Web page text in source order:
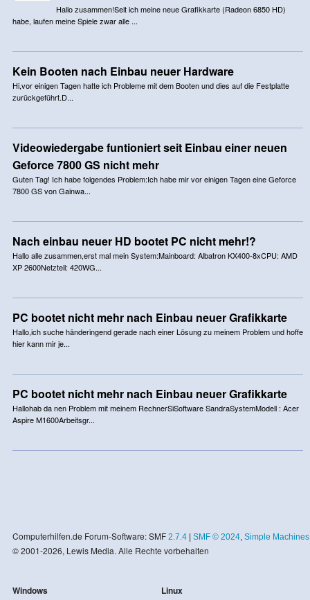
Hallo zusammen!Seit ich meine neue Grafikkarte (Radeon 6850 HD)
habe, laufen meine Spiele zwar alle ...
Kein Booten nach Einbau neuer Hardware
Hi,vor einigen Tagen hatte ich Probleme mit dem Booten und dies auf die Festplatte
zurückgeführt.D...
Videowiedergabe funtioniert seit Einbau einer neuen
Geforce 7800 GS nicht mehr
Guten Tag! Ich habe folgendes Problem:Ich habe mir vor einigen Tagen eine Geforce
7800 GS von Gainwa...
Nach einbau neuer HD bootet PC nicht mehr!?
Hallo alle zusammen,erst mal mein System:Mainboard: Albatron KX400-8xCPU: AMD
XP 2600Netzteil: 420WG...
PC bootet nicht mehr nach Einbau neuer Grafikkarte
Hallo,ich suche händeringend gerade nach einer Lösung zu meinem Problem und hoffe
hier kann mir je...
PC bootet nicht mehr nach Einbau neuer Grafikkarte
Hallohab da nen Problem mit meinem RechnerSiSoftware SandraSystemModell : Acer
Aspire M1600Arbeitsgr...
Computerhilfen.de Forum-Software: SMF 2.7.4| SMF © 2024, Simple Machines
© 2001-2026, Lewis Media. Alle Rechte vorbehalten
Windows Linux